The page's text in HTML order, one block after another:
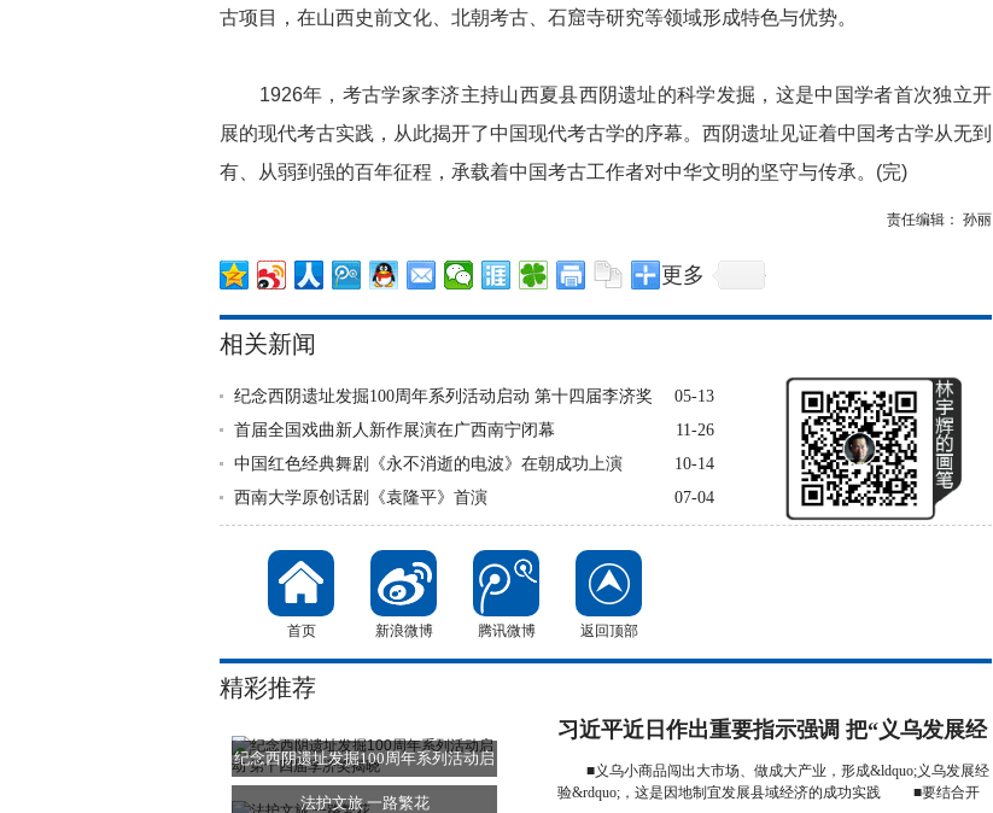
古项目，在山西史前文化、北朝考古、石窟寺研究等领域形成特色与优势。
1926年，考古学家李济主持山西夏县西阴遗址的科学发掘，这是中国学者首次独立开
展的现代考古实践，从此揭开了中国现代考古学的序幕。西阴遗址见证着中国考古学从无到
有、从弱到强的百年征程，承载着中国考古工作者对中华文明的坚守与传承。(完)
责任编辑： 孙丽
更多
相关新闻
05-13
纪念西阴遗址发掘100周年系列活动启动 第十四届李济奖
11-26
首届全国戏曲新人新作展演在广西南宁闭幕
10-14
中国红色经典舞剧《永不消逝的电波》在朝成功上演
07-04
西南大学原创话剧《袁隆平》首演
首页 新浪微博 腾讯微博 返回顶部
精彩推荐
纪念西阴遗址发掘100周年系列活动启
动
法护文旅 一路繁花
习近平近日作出重要指示强调 把“义乌发展经
验”进一步总结好运
■义乌小商品闯出大市场、做成大产业，形成&ldquo;义乌发展经
验&rdquo;，这是因地制宜发展县域经济的成功实践 ■要结合开